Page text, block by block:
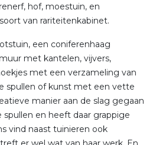
hof, moestuin, en
van rariteitenkabinet.
een coniferenhaag
met kantelen, vijvers,
met een verzameling van
spullen of kunst met een vette
manier aan de slag gegaan
en heeft daar grappige
vind naast tuinieren ook